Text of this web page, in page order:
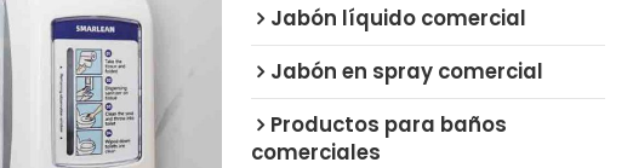
Jabón líquido comercial
Jabón en spray comercial
Productos para baños
comerciales